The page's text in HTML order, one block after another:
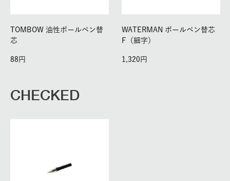
TOMBOW 油性ボールペン替
芯
88
WATERMAN ボールペン替芯
F（細字）
1,320
CHECKED